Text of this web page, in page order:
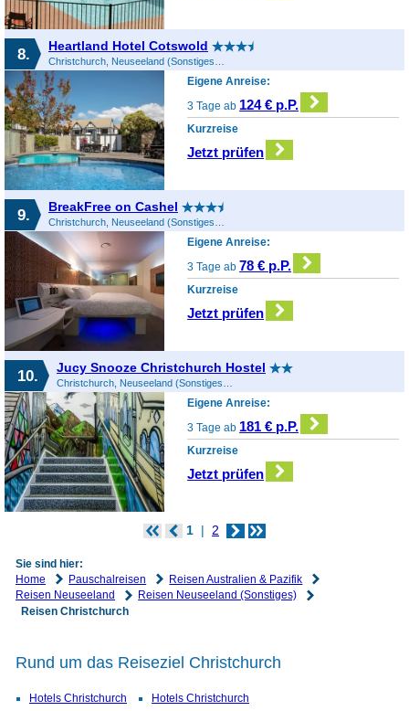
8. Heartland Hotel Cotswold
Eigene Anreise:
3 Tage ab 124 € p.P.
Kurzreise
Jetzt prüfen
9. BreakFree on Cashel
Eigene Anreise:
3 Tage ab78 € p.P.
Kurzreise
Jetzt prüfen
10. Jucy Snooze Christchurch Hostel
Eigene Anreise:
3 Tage ab 181 € p.P.
Kurzreise
Jetzt prüfen
1 2
Sie sind hier:
Home
Pauschalreisen
Reisen Australien & Pazifik
Reisen Neuseeland
Reisen Neuseeland (Sonstiges)
Reisen Christchurch
Rund um das Reiseziel Christchurch
Hotels Christchurch Hotels Christchurch